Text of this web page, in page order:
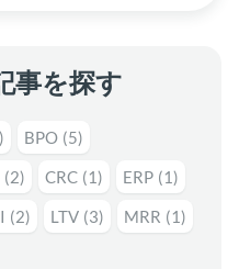
事を探す
BPO (5)
(2) CRC (1) ERP (1)
(2) LTV (3) MRR (1)